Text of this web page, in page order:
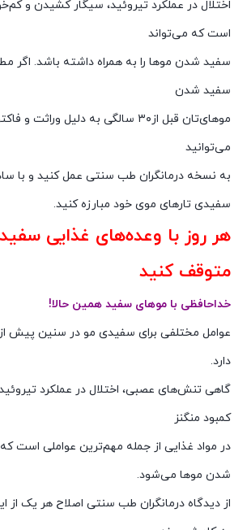
اختلال در عملکرد تیروئید، سیگار کشیدن و
است که می‌تواند
سفید شدن موها را به همراه داشته باشد. اگر
سفید شدن
موهای‌تان قبل از۳۰ سالگی به دلیل
می‌توانید
به نسخه درمانگران طب سنتی عمل کنید و با
سفیدی تارهای موی خود مبارزه کنید.
هر روز با وعده‌های غذایی
متوقف کنید
خداحافظی با موهای سفید همین حالا!
عوامل مختلفی برای سفیدی مو در سنین پیش
دارد.
گاهی تنش‌های عصبی، اختلال در عملکرد
کمبود منگنز
در مواد غذایی از جمله مهم‌ترین عواملی است
شدن موها می‌شود.
از دیدگاه درمانگران طب سنتی اصلاح هر یک از